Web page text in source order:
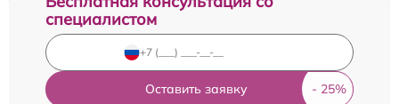
специалистом
Оставить заявку